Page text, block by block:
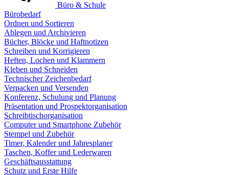
Büro & Schule
Bürobedarf
Ordnen und Sortieren
Ablegen und Archivieren
Bücher, Blöcke und Haftnotizen
Schreiben und Korrigieren
Heften, Lochen und Klammern
Kleben und Schneiden
Technischer Zeichenbedarf
Verpacken und Versenden
Konferenz, Schulung und Planung
Präsentation und Prospektorganisation
Schreibtischorganisation
Computer und Smartphone Zubehör
Stempel und Zubehör
Timer, Kalender und Jahresplaner
Taschen, Koffer und Lederwaren
Geschäftsausstattung
Schutz und Erste Hilfe